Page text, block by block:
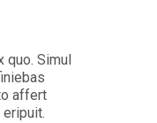
quo. Simul
affert